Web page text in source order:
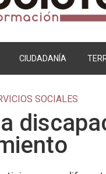
CIUDADANÍA
SOCIALES